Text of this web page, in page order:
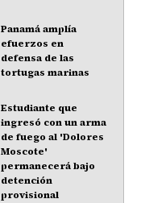
Panamá amplía
efuerzos en
defensa de las
tortugas marinas
Estudiante que
ingresó con un arma
de fuego al 'Dolores
Moscote'
permanecerá bajo
detención
provisional